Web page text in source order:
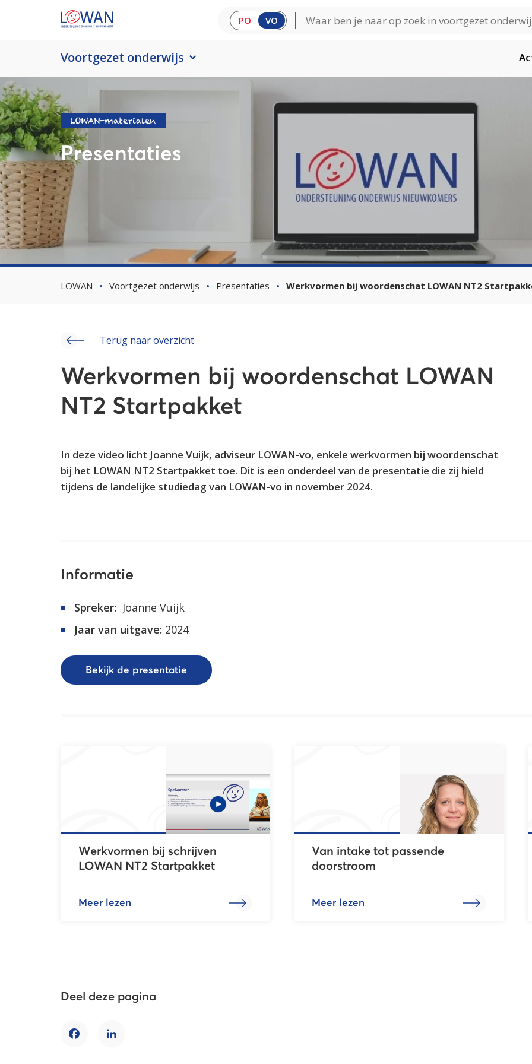
PO VO
Voortgezet onderwijs
LOWAN-materialen
Presentaties
LOWAN Voortgezet onderwijs Presentaties Werkvormen bij woordenschat LOWAN NT2
Terug naar overzicht
Werkvormen bij woordenschat LOWAN
NT2 Startpakket
In deze video licht Joanne Vuijk, adviseur LOWAN-vo, enkele werkvormen bij woordenschat
bij het LOWAN NT2 Startpakket toe. Dit is een onderdeel van de presentatie die zij hield
tijdens de landelijke studiedag van LOWAN-vo in november 2024.
Informatie
Spreker: Joanne Vuijk
Jaar van uitgave: 2024
Bekijk de presentatie
Werkvormen bij schrijven
LOWAN NT2 Startpakket
Meer lezen
Van intake tot passende
doorstroom
Meer lezen
Deel deze pagina
FacebookLinkedIn